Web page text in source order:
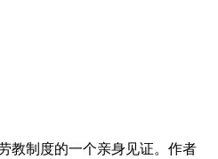
教制度的一个亲身见证。作者